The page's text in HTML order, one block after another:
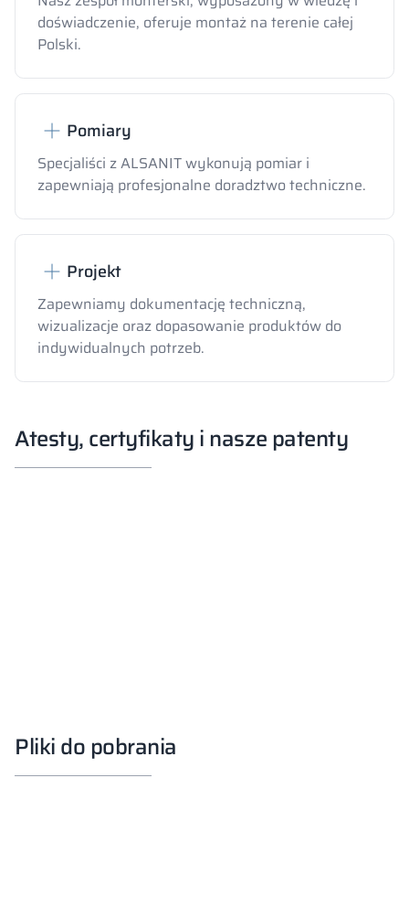
doświadczenie, oferuje montaż na terenie całej
Polski.
Pomiary
Specjaliści z ALSANIT wykonują pomiar i
zapewniają profesjonalne doradztwo techniczne.
Projekt
Zapewniamy dokumentację techniczną,
wizualizacje oraz dopasowanie produktów do
indywidualnych potrzeb.
Atesty, certyfikaty i nasze patenty
Pliki do pobrania